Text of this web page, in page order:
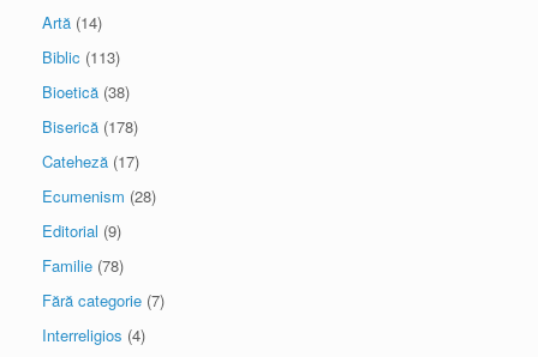
Artă (14)
Biblic (113)
Bioetică (38)
Biserică (178)
Cateheză (17)
Ecumenism (28)
Editorial (9)
Familie (78)
Fără categorie (7)
Interreligios (4)